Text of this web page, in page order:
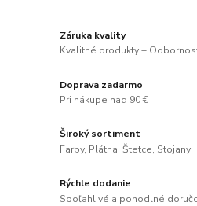
Záruka kvality
Kvalitné produkty +
Doprava zadarmo
Pri nákupe nad 90 €
Široký sortiment
Farby, Plátna, Štetce, Stojany
Rýchle dodanie
Spoľahlivé a pohodlné